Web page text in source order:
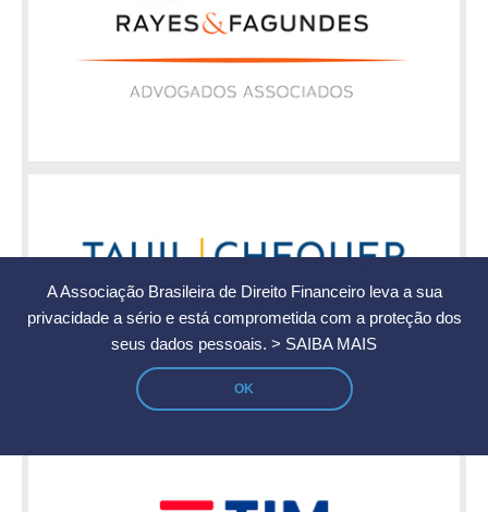
A Associação Brasileira de Direito Financeiro leva a sua
privacidade a sério e está comprometida com a proteção dos
seus dados pessoais. > SAIBA MAIS
OK